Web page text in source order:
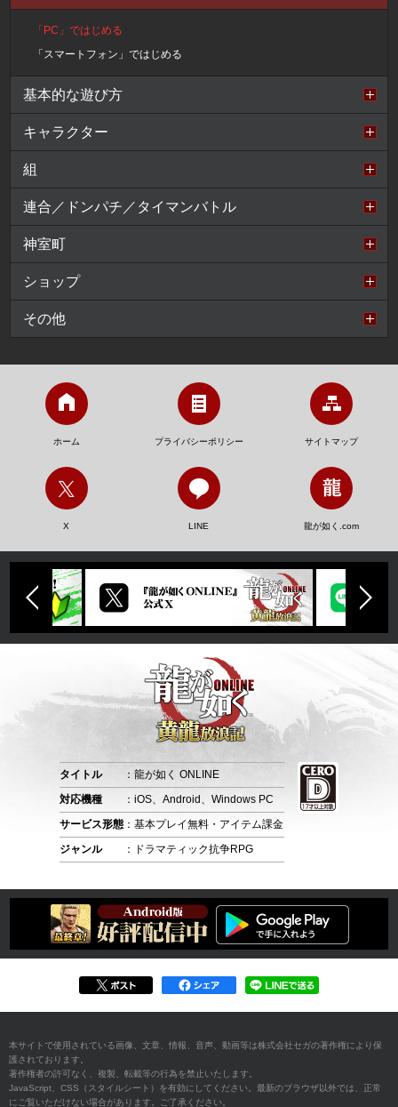
「PC」ではじめる
「スマートフォン」ではじめる
基本的な遊び方
キャラクター
組
連合／ドンパチ／タイマンバトル
神室町
ショップ
その他
ホーム プライバシーポリシー サイトマップ
X LINE 龍が如く.com
タイトル
：龍が如く ONLINE
対応機種
：iOS、Android、Windows PC
サービス形態 ：基本プレイ無料・アイテム課金
ジャンル
：ドラマティック抗争RPG
本サイトで使用されている画像、文章、情報、音声、動画等は株式会社セガの著作権により保
護されております。
著作権者の許可なく、複製、転載等の行為を禁止いたします。
JavaScript、CSS（スタイルシート）を有効にしてください。最新のブラウザ以外では、正常
にご覧いただけない場合があります。ご了承ください。